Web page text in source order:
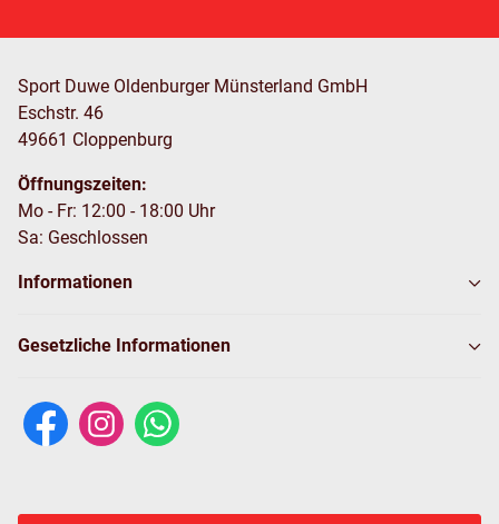
Sport Duwe Oldenburger Münsterland GmbH
Eschstr. 46
49661 Cloppenburg
Öffnungszeiten:
Mo - Fr: 12:00 - 18:00 Uhr
Sa: Geschlossen
Informationen
Gesetzliche Informationen